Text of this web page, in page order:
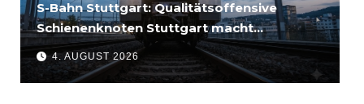
S-Bahn Stuttgart: Qualitätsoffensive
Schienenknoten Stuttgart macht
Fortschritte – Projekte abgeschlossen
4. AUGUST 2026